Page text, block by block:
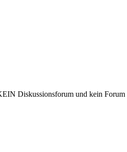
Diskussionsforum und kein